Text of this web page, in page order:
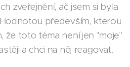
zveřejnění, ač jsem si byla
především, kterou
že toto téma není jen "moje"
a chci na něj reagovat.